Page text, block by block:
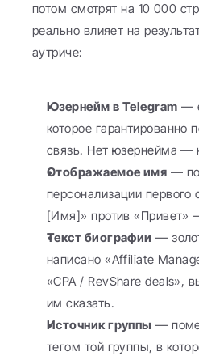
потом смотрят на 10 000
реально влияет на
аутриче:
Юзернейм в Telegram —
которое гарантированно
связь. Нет юзернейма —
Отображаемое имя —
персонализации
[Имя]» против «Привет»
Текст биографии —
написано «Affiliate
«CPA / RevShare deals»,
им сказать.
Источник группы —
тегом той группы, в